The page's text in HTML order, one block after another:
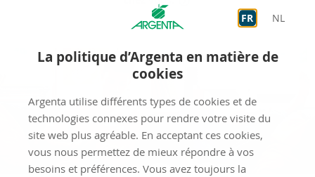
FR NL
La politique d’Argenta en matière de
cookies
Argenta utilise différents types de cookies et de
technologies connexes pour rendre votre visite du
site web plus agréable. En acceptant ces cookies,
vous nous permettez de mieux répondre à vos
besoins et préférences. Vous avez toujours la